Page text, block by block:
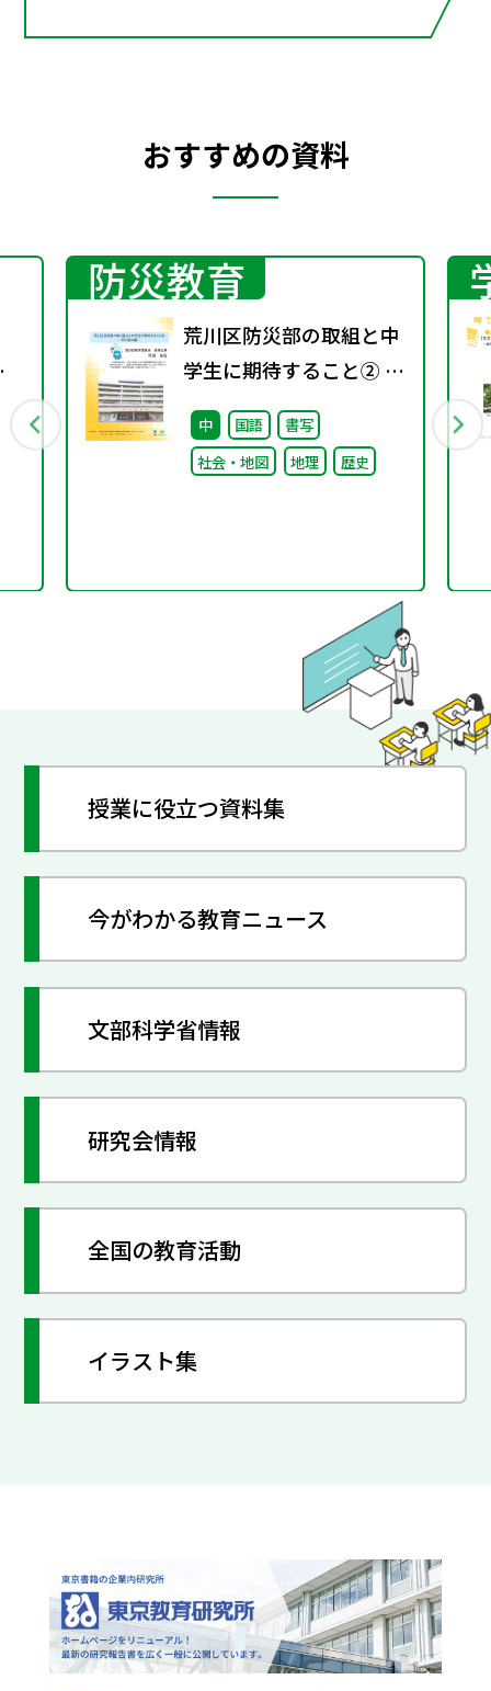
おすすめの資料
防災教育
荒川区防災部の取組と中
学生に期待すること② ～
取り組み編～
中 国語
書写
社会・地図
地理 歴史
授業に役立つ資料集
今がわかる教育ニュース
文部科学省情報
研究会情報
全国の教育活動
イラスト集